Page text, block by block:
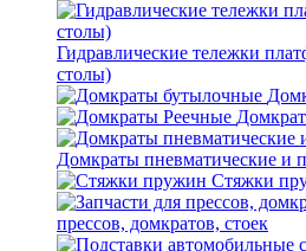
Гидравлические тележки
столы)
Домкраты пневматические и
Стяжки
прессов, домкратов, стоек